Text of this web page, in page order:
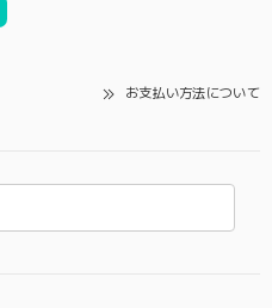
お支払い方法について